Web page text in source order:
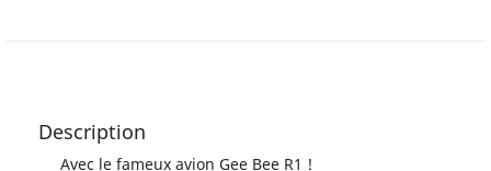
Description
Avec le fameux avion Gee Bee R1 !